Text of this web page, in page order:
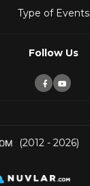
Type of Events
Follow Us
(2012 - 2026)